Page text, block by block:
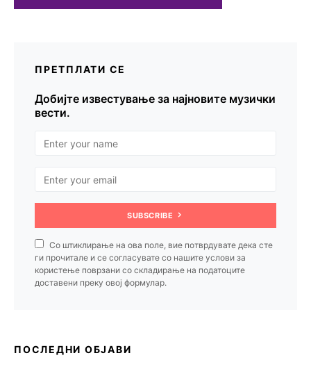
ПРЕТПЛАТИ СЕ
Добијте известување за најновите музички
вести.
SUBSCRIBE
Со штиклирање на ова поле, вие потврдувате дека сте
ги прочитале и се согласувате со нашите услови за
користење поврзани со складирање на податоците
доставени преку овој формулар.
ПОСЛЕДНИ ОБЈАВИ